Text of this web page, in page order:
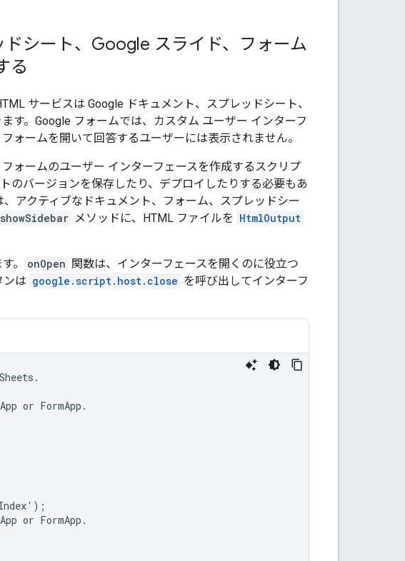
シート、Google スライド、フォーム
る
サービスは Google ドキュメント、スプレッドシート、
す。Google フォームでは、カスタム ユーザー インターフ
ォームを開いて回答するユーザーには表示されません。
ォームのユーザー インターフェースを作成するスクリプ
のバージョンを保存したり、デプロイしたりする必要もあ
アクティブなドキュメント、フォーム、スプレッドシー
showSidebar メソッドに、HTML ファイルを HtmlOutput
。 onOpen 関数は、インターフェースを開くのに役立つ
ンは google.script.host.close を呼び出してインターフ
or FormApp.
or FormApp.